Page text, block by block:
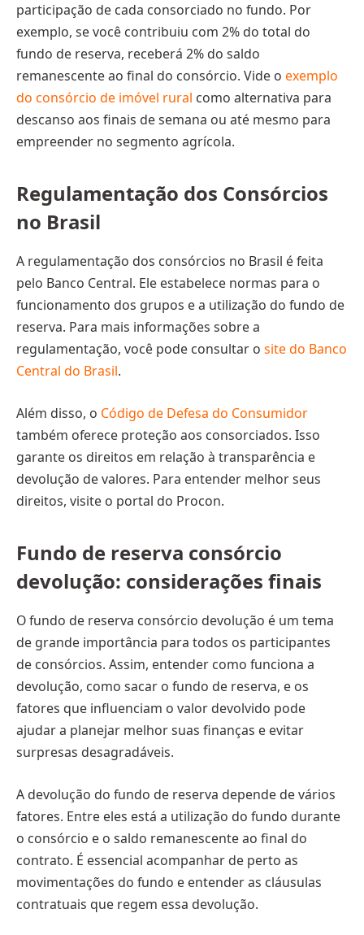
participação de cada consorciado no fundo. Por
exemplo, se você contribuiu com 2% do total do
fundo de reserva, receberá 2% do saldo
remanescente ao final do consórcio. Vide o exemplo
do consórcio de imóvel rural como alternativa para
descanso aos finais de semana ou até mesmo para
empreender no segmento agrícola.
Regulamentação dos Consórcios
no Brasil
A regulamentação dos consórcios no Brasil é feita
pelo Banco Central. Ele estabelece normas para o
funcionamento dos grupos e a utilização do fundo de
reserva. Para mais informações sobre a
regulamentação, você pode consultar o site do Banco
Central do Brasil.
Além disso, o Código de Defesa do Consumidor
também oferece proteção aos consorciados. Isso
garante os direitos em relação à transparência e
devolução de valores. Para entender melhor seus
direitos, visite o portal do Procon.
Fundo de reserva consórcio
devolução: considerações finais
O fundo de reserva consórcio devolução é um tema
de grande importância para todos os participantes
de consórcios. Assim, entender como funciona a
devolução, como sacar o fundo de reserva, e os
fatores que influenciam o valor devolvido pode
ajudar a planejar melhor suas finanças e evitar
surpresas desagradáveis.
A devolução do fundo de reserva depende de vários
fatores. Entre eles está a utilização do fundo durante
o consórcio e o saldo remanescente ao final do
contrato. É essencial acompanhar de perto as
movimentações do fundo e entender as cláusulas
contratuais que regem essa devolução.